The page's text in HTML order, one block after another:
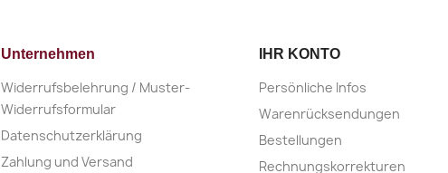
Unternehmen
Widerrufsbelehrung / Muster-
Widerrufsformular
Datenschutzerklärung
Zahlung und Versand
IHR KONTO
Persönliche Infos
Warenrücksendungen
Bestellungen
Rechnungskorrekturen